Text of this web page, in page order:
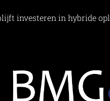
investeren in hybride